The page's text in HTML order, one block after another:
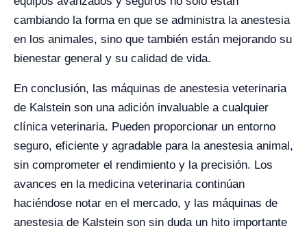
cambiando la forma en que se administra la anestesia
en los animales, sino que también están mejorando su
bienestar general y su calidad de vida.
En conclusión, las máquinas de anestesia veterinaria
de Kalstein son una adición invaluable a cualquier
clínica veterinaria. Pueden proporcionar un entorno
seguro, eficiente y agradable para la anestesia animal,
sin comprometer el rendimiento y la precisión. Los
avances en la medicina veterinaria continúan
haciéndose notar en el mercado, y las máquinas de
anestesia de Kalstein son sin duda un hito importante